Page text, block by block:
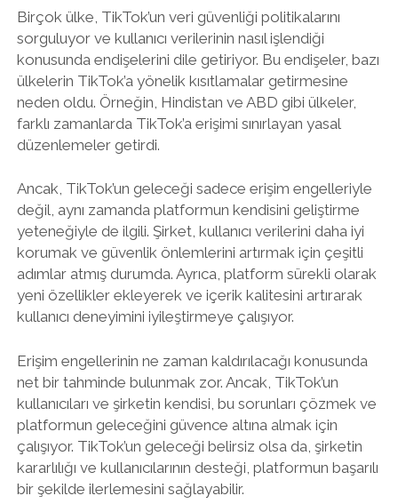
Birçok ülke, TikTok’un veri güvenliği politikalarını
sorguluyor ve kullanıcı verilerinin nasıl işlendiği
konusunda endişelerini dile getiriyor. Bu endişeler, bazı
ülkelerin TikTok’a yönelik kısıtlamalar getirmesine
neden oldu. Örneğin, Hindistan ve ABD gibi ülkeler,
farklı zamanlarda TikTok’a erişimi sınırlayan yasal
düzenlemeler getirdi.
Ancak, TikTok’un geleceği sadece erişim engelleriyle
değil, aynı zamanda platformun kendisini geliştirme
yeteneğiyle de ilgili. Şirket, kullanıcı verilerini daha iyi
korumak ve güvenlik önlemlerini artırmak için çeşitli
adımlar atmış durumda. Ayrıca, platform sürekli olarak
yeni özellikler ekleyerek ve içerik kalitesini artırarak
kullanıcı deneyimini iyileştirmeye çalışıyor.
Erişim engellerinin ne zaman kaldırılacağı konusunda
net bir tahminde bulunmak zor. Ancak, TikTok’un
kullanıcıları ve şirketin kendisi, bu sorunları çözmek ve
platformun geleceğini güvence altına almak için
çalışıyor. TikTok’un geleceği belirsiz olsa da, şirketin
kararlılığı ve kullanıcılarının desteği, platformun başarılı
bir şekilde ilerlemesini sağlayabilir.